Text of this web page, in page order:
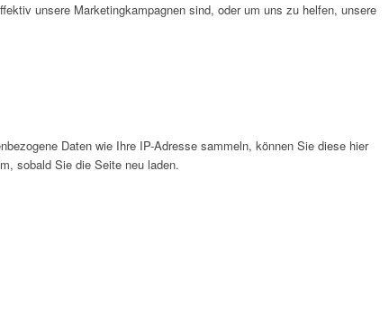
unsere Marketingkampagnen sind, oder um uns zu helfen, unsere
Daten wie Ihre IP-Adresse sammeln, können Sie diese hier
sobald Sie die Seite neu laden.